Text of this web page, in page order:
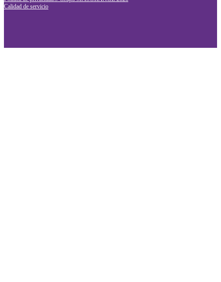
Calidad de servicio